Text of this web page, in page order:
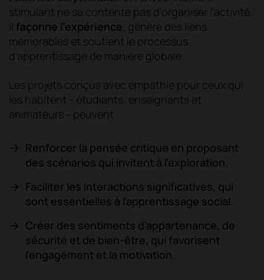
stimulant ne se contente pas d'organiser l'activité,
façonne l'expérience , génère des liens
mémorables et soutient le processus
d'apprentissage de manière globale.
Les projets conçus avec empathie pour ceux qui
les habitent - étudiants, enseignants et
animateurs - peuvent :
Renforcer la pensée critique en proposant
des scénarios qui invitent à l'exploration.
Faciliter les interactions significatives, qui
sont essentielles à l'apprentissage social.
Créer des sentiments d'appartenance, de
sécurité et de bien-être, qui favorisent
l'engagement et la motivation.